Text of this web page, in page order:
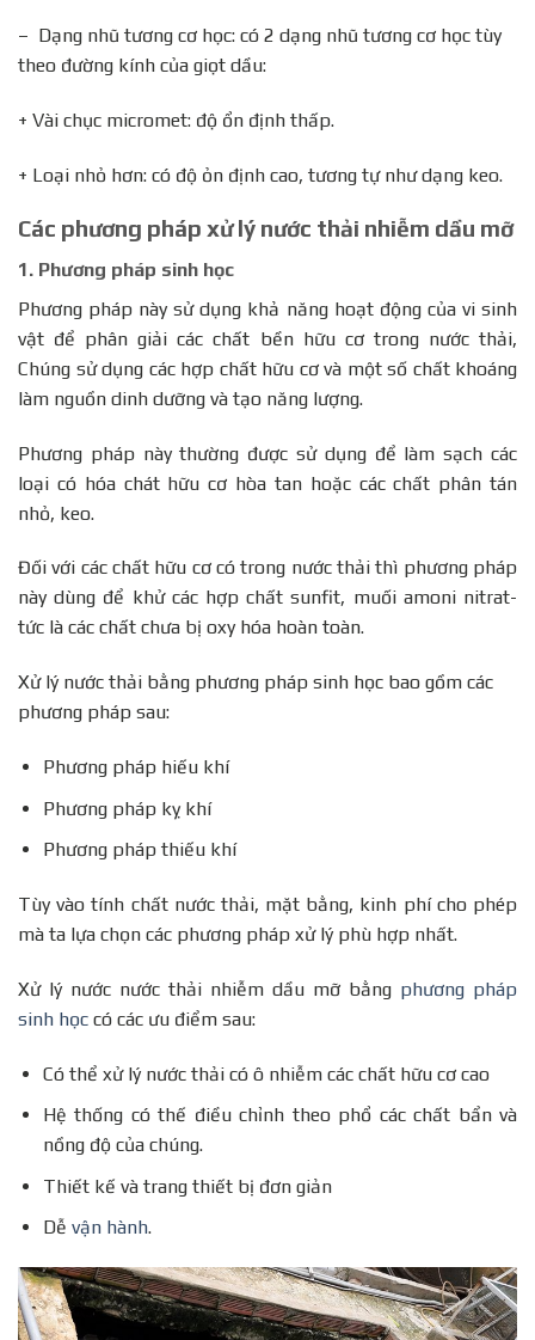
– Dạng nhũ tương cơ học: có 2 dạng nhũ tương cơ học tùy
theo đường kính của giọt dầu:
+ Vài chục micromet: độ ổn định thấp.
+ Loại nhỏ hơn: có độ ỏn định cao, tương tự như dạng keo.
Các phương pháp xử lý nước thải nhiễm dầu mỡ
1. Phương pháp sinh học
Phương pháp này sử dụng khả năng hoạt động của vi sinh
vật để phân giải các chất bền hữu cơ trong nước thải,
Chúng sử dụng các hợp chất hữu cơ và một số chất khoáng
làm nguồn dinh dưỡng và tạo năng lượng.
Phương pháp này thường được sử dụng để làm sạch các
loại có hóa chát hữu cơ hòa tan hoặc các chất phân tán
nhỏ, keo.
Đối với các chất hữu cơ có trong nước thải thì phương pháp
này dùng để khử các hợp chất sunfit, muối amoni nitrat-
tức là các chất chưa bị oxy hóa hoàn toàn.
Xử lý nước thải bằng phương pháp sinh học bao gồm các
phương pháp sau:
Phương pháp hiếu khí
Phương pháp kỵ khí
Phương pháp thiếu khí
Tùy vào tính chất nước thải, mặt bằng, kinh phí cho phép
mà ta lựa chọn các phương pháp xử lý phù hợp nhất.
Xử lý nước nước thải nhiễm dầu mỡ bằng phương pháp
sinh học có các ưu điểm sau:
Có thể xử lý nước thải có ô nhiễm các chất hữu cơ cao
Hệ thống có thế điều chỉnh theo phổ các chất bẩn và
nồng độ của chúng.
Thiết kế và trang thiết bị đơn giản
Dễ vận hành.